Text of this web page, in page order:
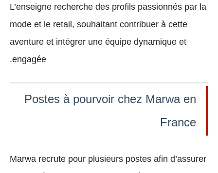
L’enseigne recherche des profils passionnés par la
mode et le retail , souhaitant contribuer à cette
aventure et intégrer une équipe dynamique et
engagée.
Postes à pourvoir chez Marwa en
France
Marwa recrute pour plusieurs postes afin d’assurer